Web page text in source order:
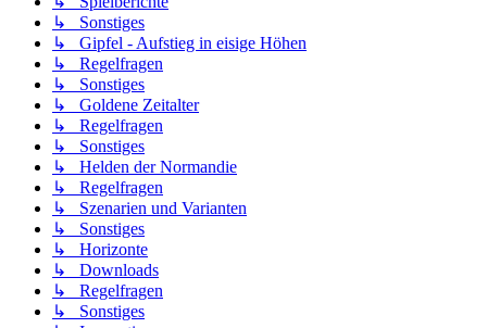
↳ Sonstiges
↳ Gipfel - Aufstieg in eisige Höhen
↳ Regelfragen
↳ Sonstiges
↳ Goldene Zeitalter
↳ Regelfragen
↳ Sonstiges
↳ Helden der Normandie
↳ Regelfragen
↳ Szenarien und Varianten
↳ Sonstiges
↳ Horizonte
↳ Downloads
↳ Regelfragen
↳ Sonstiges